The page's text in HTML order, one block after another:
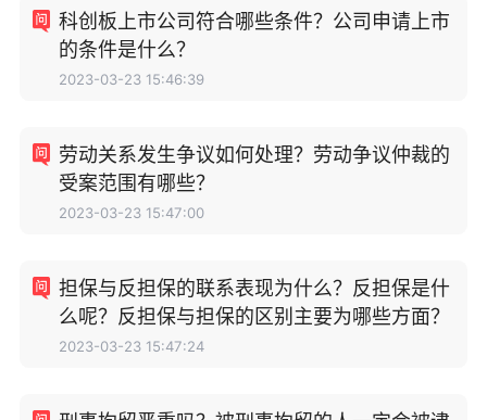
科创板上市公司符合哪些条件？公司申请上市
的条件是什么？
2023-03-23 15:46:39
劳动关系发生争议如何处理？劳动争议仲裁的
受案范围有哪些？
2023-03-23 15:47:00
担保与反担保的联系表现为什么？反担保是什
么呢？反担保与担保的区别主要为哪些方面？
2023-03-23 15:47:24